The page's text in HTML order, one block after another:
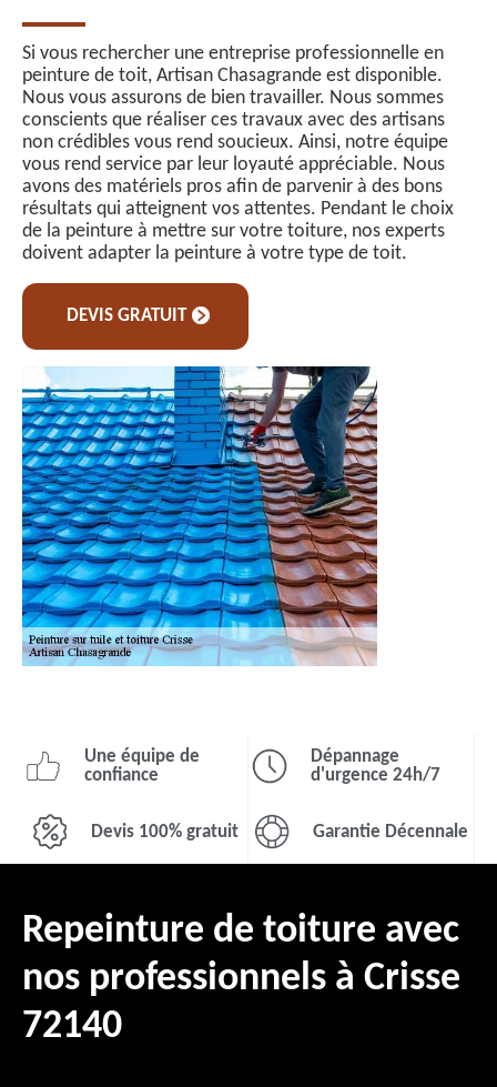
Si vous rechercher une entreprise professionnelle en
peinture de toit, Artisan Chasagrande est disponible.
Nous vous assurons de bien travailler. Nous sommes
conscients que réaliser ces travaux avec des artisans
non crédibles vous rend soucieux. Ainsi, notre équipe
vous rend service par leur loyauté appréciable. Nous
avons des matériels pros afin de parvenir à des bons
résultats qui atteignent vos attentes. Pendant le choix
de la peinture à mettre sur votre toiture, nos experts
doivent adapter la peinture à votre type de toit.
DEVIS GRATUIT
Une équipe de
confiance
Dépannage
d'urgence 24h/7
Devis 100% gratuit Garantie Décennale
Repeinture de toiture avec
nos professionnels à Crisse
72140